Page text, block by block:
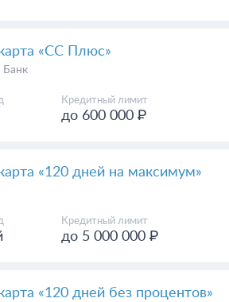
«СС Плюс»
Банк
Кредитный лимит
до 600 000 ₽
«120 дней на максимум»
Кредитный лимит
до 5 000 000 ₽
«120 дней без процентов»